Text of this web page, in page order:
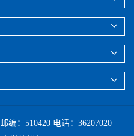
编：510420 电话：36207020